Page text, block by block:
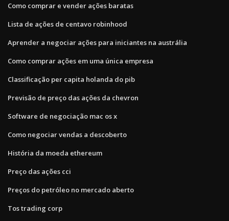
Como comprar e vender ações baratas
Lista de ações de centavo robinhood
Aprender a negociar ações para iniciantes na austrália
Como comprar ações em uma única empresa
Classificação per capita holanda do pib
Previsão de preço das ações da chevron
Software de negociação mac os x
Como negociar vendas a descoberto
História da moeda ethereum
Preço das ações cci
Preços do petróleo no mercado aberto
Tos trading corp